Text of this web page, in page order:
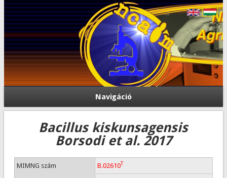
Navigáció
Bacillus kiskunsagensis
Borsodi et al. 2017
MIMNG szám B.02610T